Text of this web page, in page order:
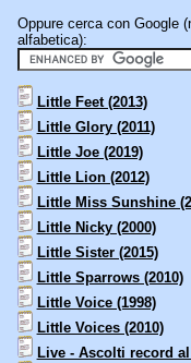
Oppure cerca con Google
alfabetica):
Little Feet (2013)
Little Glory (2011)
Little Joe (2019)
Little Lion (2012)
Little Miss Sunshine
Little Nicky (2000)
Little Sister (2015)
Little Sparrows (2010)
Little Voice (1998)
Little Voices (2010)
Live - Ascolti record